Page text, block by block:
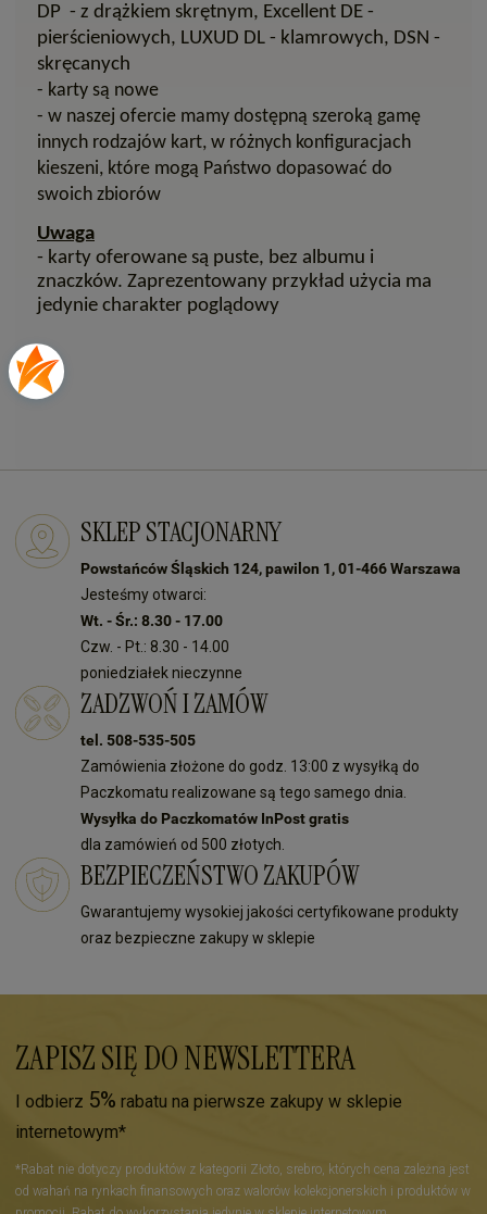
DP - z drążkiem skrętnym, Excellent DE -
pierścieniowych, LUXUD DL - klamrowych, DSN -
skręcanych
- karty są nowe
- w naszej ofercie mamy dostępną szeroką gamę
innych rodzajów kart, w różnych konfiguracjach
kieszeni, które mogą Państwo dopasować do
swoich zbiorów
Uwaga
- karty oferowane są puste, bez albumu i
znaczków. Zaprezentowany przykład użycia ma
jedynie charakter poglądowy
SKLEP STACJONARNY
Powstańców Śląskich 124, pawilon 1, 01-466 Warszawa
Jesteśmy otwarci:
Wt. - Śr.: 8.30 - 17.00
Czw. - Pt.: 8.30 - 14.00
poniedziałek nieczynne
ZADZWOŃ I ZAMÓW
tel. 508-535-505
Zamówienia złożone do godz. 13:00 z wysyłką do
Paczkomatu realizowane są tego samego dnia.
Wysyłka do Paczkomatów InPost gratis
dla zamówień od 500 złotych.
BEZPIECZEŃSTWO ZAKUPÓW
Gwarantujemy wysokiej jakości certyfikowane produkty
oraz bezpieczne zakupy w sklepie
ZAPISZ SIĘ DO NEWSLETTERA
I odbierz 5% rabatu na pierwsze zakupy w sklepie
internetowym*
*Rabat nie dotyczy produktów z kategorii Złoto, srebro, których cena zależna jest
od wahań na rynkach finansowych oraz walorów kolekcjonerskich i produktów w